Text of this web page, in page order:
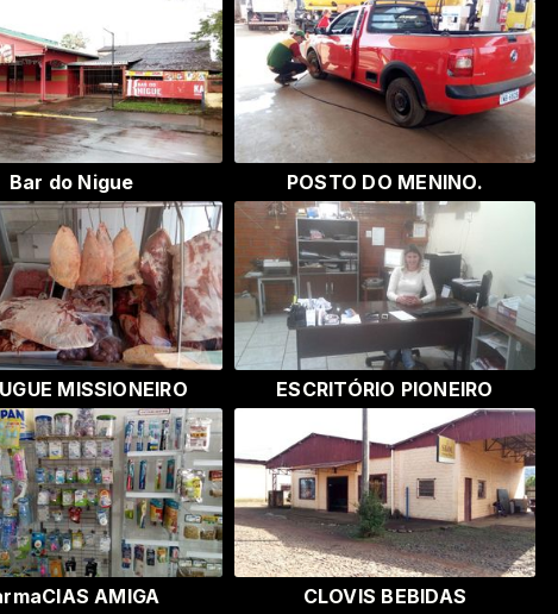
Bar do Nigue POSTO DO MENINO.
MISSIONEIRO ESCRITÓRIO PIONEIRO
AMIGA CLOVIS BEBIDAS